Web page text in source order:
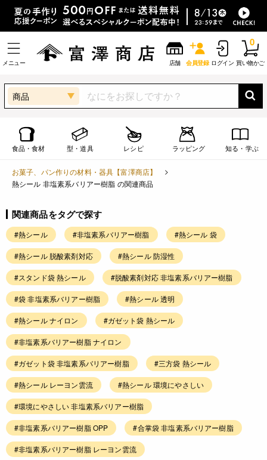
メニュー 店舗 会員登録 ログイン 買い物かご
0
商品
食品・食材 型・道具 レシピ ラッピング 知る・学ぶ
お菓子、パン作りの材料・器具【富澤商店】
熱シール 非塩素系バリアー樹脂 の関連商品
関連商品をタグで探す
#熱シール #非塩素系バリアー樹脂 #熱シール 袋
#熱シール 脱酸素剤対応 #熱シール 防湿性
#スタンド袋 熱シール #脱酸素剤対応 非塩素系バリアー樹脂
#袋 非塩素系バリアー樹脂 #熱シール 透明
#熱シール ナイロン #ガゼット袋 熱シール
#非塩素系バリアー樹脂 ナイロン
#ガゼット袋 非塩素系バリアー樹脂 #三方袋 熱シール
#熱シール レーヨン雲流 #熱シール 環境にやさしい
#環境にやさしい 非塩素系バリアー樹脂
#非塩素系バリアー樹脂 OPP #合掌袋 非塩素系バリアー樹脂
#非塩素系バリアー樹脂 レーヨン雲流